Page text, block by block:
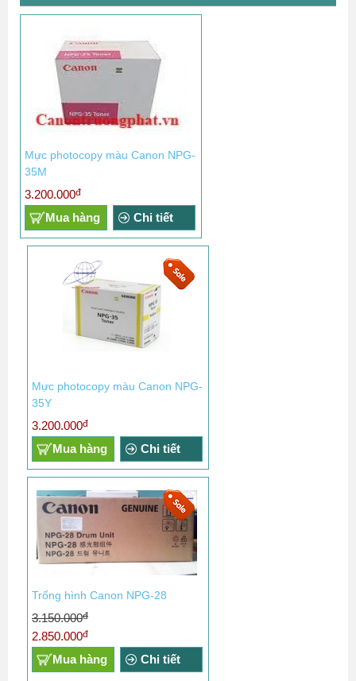
Mực photocopy màu Canon NPG-
35M
3.200.000đ
Mua hàng Chi tiết
Mực photocopy màu Canon NPG-
35Y
3.200.000đ
Mua hàng Chi tiết
Trống hình Canon NPG-28
3.150.000đ
2.850.000đ
Mua hàng Chi tiết